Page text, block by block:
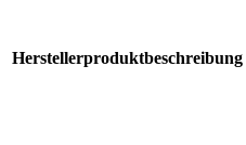
Herstellerproduktbeschreibung